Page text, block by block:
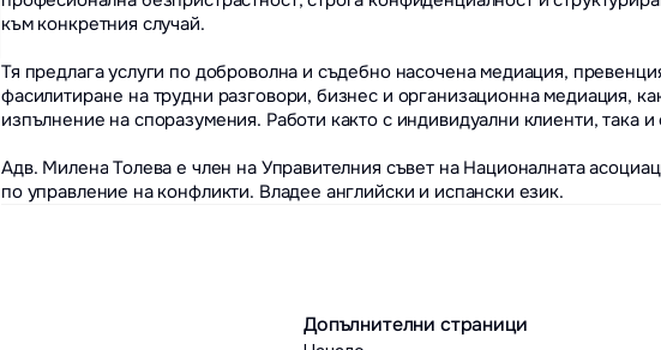
към конкретния случай.
Тя предлага услуги по доброволна и съдебно насочена медиация,
фасилитиране на трудни разговори, бизнес и организационна медиация,
изпълнение на споразумения. Работи както с индивидуални клиенти, така
Адв. Милена Толева е член на Управителния съвет на Националната
по управление на конфликти. Владее английски и испански език.
Допълнителни страници